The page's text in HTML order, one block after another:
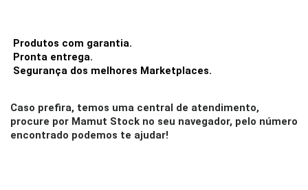
Produtos com garantia.
Pronta entrega.
Segurança dos melhores Marketplaces.
Caso prefira, temos uma central de atendimento,
procure por Mamut Stock no seu navegador, pelo número
encontrado podemos te ajudar!